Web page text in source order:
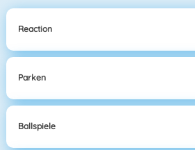
Reaction
Parken
Ballspiele